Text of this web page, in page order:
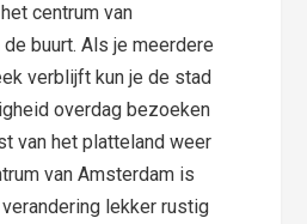
centrum van
de buurt. Als je meerdere
verblijft kun je de stad
overdag bezoeken
van het platteland weer
van Amsterdam is
lekker rustig